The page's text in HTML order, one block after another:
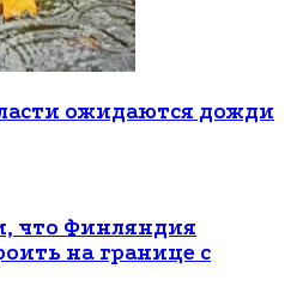
ожидаются дожди
что Финляндия
на границе с